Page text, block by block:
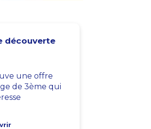
découverte
une offre
de 3ème qui